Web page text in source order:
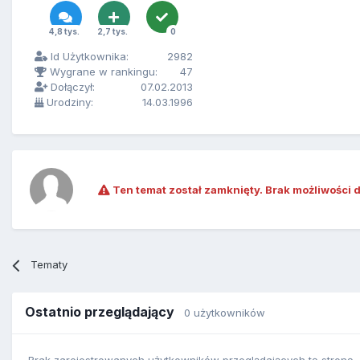
4,8 tys. 2,7 tys. 0
Id Użytkownika:
2982
Wygrane w rankingu:
47
Dołączył:
07.02.2013
Urodziny:
14.03.1996
Ten temat został zamknięty. Brak możliwości
Tematy
Ostatnio przeglądający 0 użytkowników